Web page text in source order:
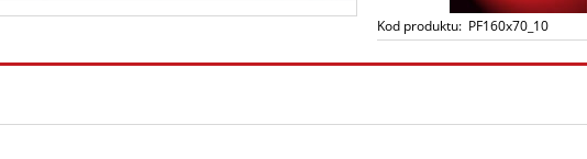
Kod produktu: PF160x70_10